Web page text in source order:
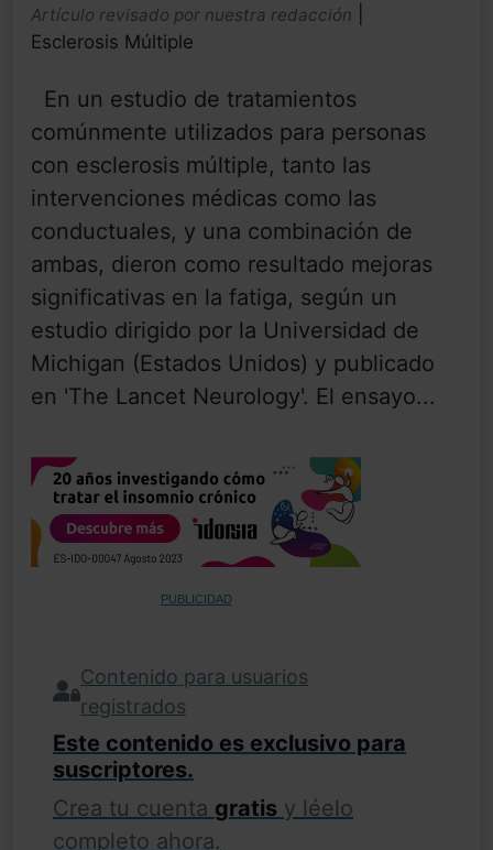
Artículo revisado por nuestra redacción
Esclerosis Múltiple
En un estudio de tratamientos
comúnmente utilizados para personas
con esclerosis múltiple, tanto las
intervenciones médicas como las
conductuales, y una combinación de
ambas, dieron como resultado mejoras
significativas en la fatiga, según un
estudio dirigido por la Universidad de
Michigan (Estados Unidos) y publicado
en 'The Lancet Neurology'. El ensayo...
PUBLICIDAD
Contenido para usuarios
registrados
Este contenido es exclusivo para
suscriptores.
Crea tu cuenta gratis y léelo
completo ahora.